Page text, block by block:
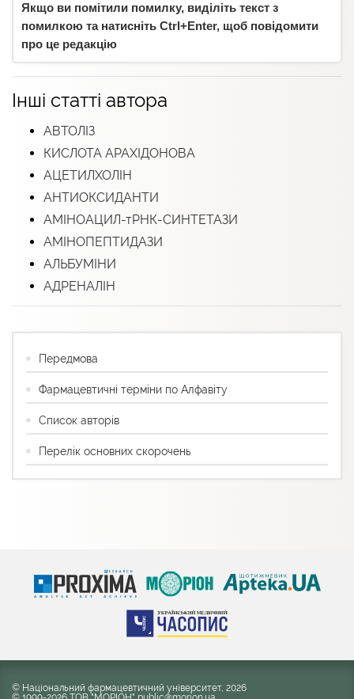
Якщо ви помітили помилку, виділіть текст з
помилкою та натисніть Ctrl+Enter, щоб повідомити
про це редакцію
Інші статті автора
АВТОЛІЗ
КИСЛОТА АРАХІДОНОВА
АЦЕТИЛХОЛІН
АНТИОКСИДАНТИ
АМІНОАЦИЛ-тРНК-СИНТЕТАЗИ
АМІНОПЕПТИДАЗИ
АЛЬБУМІНИ
АДРЕНАЛІН
Передмова
Фармацевтичні терміни по Алфавіту
Список авторів
Перелік основних скорочень
© Національний фармацевтичний університет, 2026